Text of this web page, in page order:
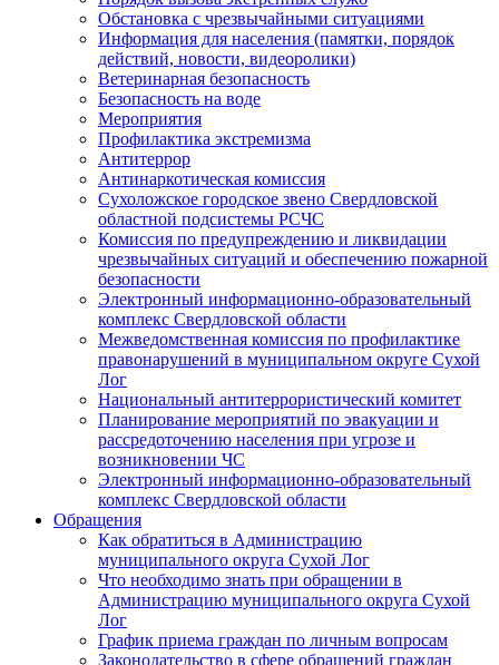
Обстановка с чрезвычайными ситуациями
Информация для населения (памятки, порядок
действий, новости, видеоролики)
Ветеринарная безопасность
Безопасность на воде
Мероприятия
Профилактика экстремизма
Антитеррор
Антинаркотическая комиссия
Сухоложское городское звено Свердловской
областной подсистемы РСЧС
Комиссия по предупреждению и ликвидации
чрезвычайных ситуаций и обеспечению пожарной
безопасности
Электронный информационно-образовательный
комплекс Cвердловской области
Межведомственная комиссия по профилактике
правонарушений в муниципальном округе Сухой
Лог
Национальный антитеррористический комитет
Планирование мероприятий по эвакуации и
рассредоточению населения при угрозе и
возникновении ЧС
Электронный информационно-образовательный
комплекс Свердловской области
Обращения
Как обратиться в Администрацию
муниципального округа Сухой Лог
Что необходимо знать при обращении в
Администрацию муниципального округа Сухой
Лог
График приема граждан по личным вопросам
Законодательство в сфере обращений граждан